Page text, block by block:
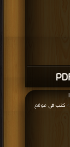
كتب في موقع